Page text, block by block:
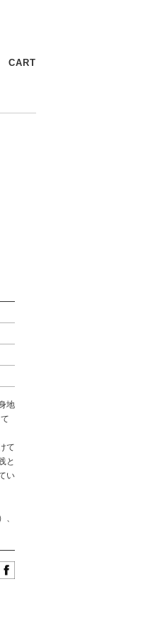
CART
地
て
と
い
、